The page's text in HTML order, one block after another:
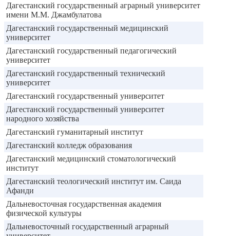
Дагестанский государственный аграрный университет
имени М.М. Джамбулатова
Дагестанский государственный медицинский
университет
Дагестанский государственный педагогический
университет
Дагестанский государственный технический
университет
Дагестанский государственный университет
Дагестанский государственный университет
народного хозяйства
Дагестанский гуманитарный институт
Дагестанский колледж образования
Дагестанский медицинский стоматологический
институт
Дагестанский теологический институт им. Саида
Афанди
Дальневосточная государственная академия
физической культуры
Дальневосточный государственный аграрный